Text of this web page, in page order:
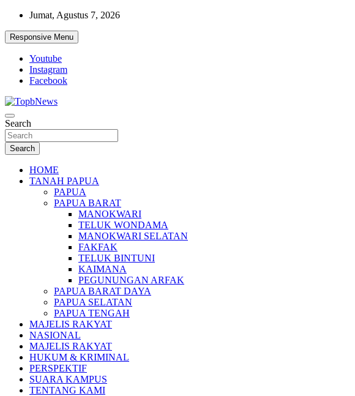
Skip
content
Jumat, Agustus 7, 2026
Responsive Menu
Youtube
Instagram
Facebook
Search
Search
HOME
TANAH PAPUA
PAPUA
PAPUA BARAT
MANOKWARI
TELUK WONDAMA
MANOKWARI SELATAN
FAKFAK
TELUK BINTUNI
KAIMANA
PEGUNUNGAN ARFAK
PAPUA BARAT DAYA
PAPUA SELATAN
PAPUA TENGAH
MAJELIS RAKYAT
NASIONAL
MAJELIS RAKYAT
HUKUM & KRIMINAL
PERSPEKTIF
SUARA KAMPUS
TENTANG KAMI